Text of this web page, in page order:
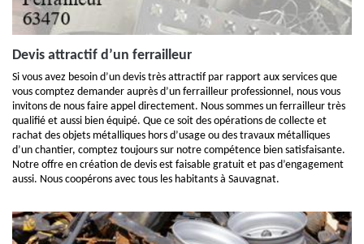
Devis attractif d’un ferrailleur
Si vous avez besoin d’un devis très attractif par rapport aux services que
vous comptez demander auprès d’un ferrailleur professionnel, nous vous
invitons de nous faire appel directement. Nous sommes un ferrailleur très
qualifié et aussi bien équipé. Que ce soit des opérations de collecte et
rachat des objets métalliques hors d’usage ou des travaux métalliques
d’un chantier, comptez toujours sur notre compétence bien satisfaisante.
Notre offre en création de devis est faisable gratuit et pas d’engagement
aussi. Nous coopérons avec tous les habitants à Sauvagnat.